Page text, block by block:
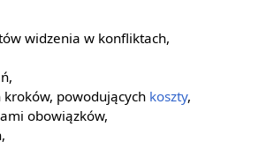
widzenia w konfliktach,
powodujących koszty,
obowiązków,